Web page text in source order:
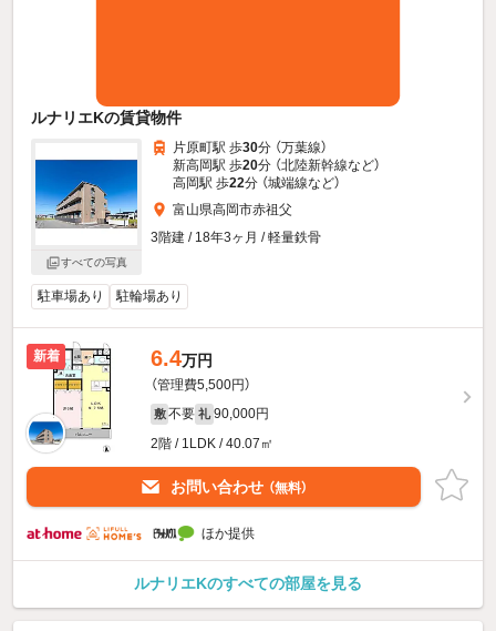
ルナリエKの賃貸物件
すべての写真
片原町駅 歩30分 （万葉線）
新高岡駅 歩20分 （北陸新幹線など）
高岡駅 歩22分 （城端線など）
富山県高岡市赤祖父
3階建 / 18年3ヶ月 / 軽量鉄骨
駐車場あり 駐輪場あり
新着 6.4万円
（管理費5,500円）
敷 不要 礼 90,000円
2階 / 1LDK / 40.07㎡
お問い合わせ （無料）
ほか提供
ルナリエKのすべての部屋を見る